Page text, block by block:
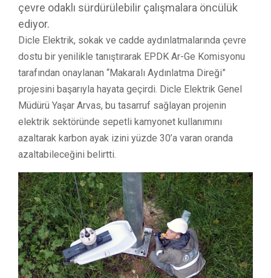
çevre odaklı sürdürülebilir çalışmalara öncülük
ediyor.
Dicle Elektrik, sokak ve cadde aydınlatmalarında çevre
dostu bir yenilikle tanıştırarak EPDK Ar-Ge Komisyonu
tarafından onaylanan “Makaralı Aydınlatma Direği”
projesini başarıyla hayata geçirdi. Dicle Elektrik Genel
Müdürü Yaşar Arvas, bu tasarruf sağlayan projenin
elektrik sektöründe sepetli kamyonet kullanımını
azaltarak karbon ayak izini yüzde 30’a varan oranda
azaltabileceğini belirtti.